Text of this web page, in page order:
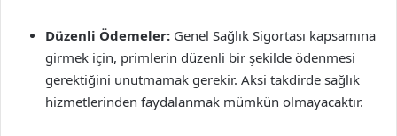
Düzenli Ödemeler: Genel Sağlık Sigortası kapsamına
girmek için, primlerin düzenli bir şekilde ödenmesi
gerektiğini unutmamak gerekir. Aksi takdirde sağlık
hizmetlerinden faydalanmak mümkün olmayacaktır.